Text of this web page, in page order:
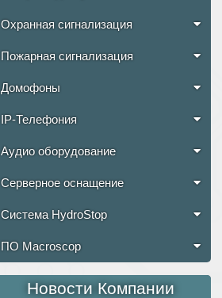
Охранная сигнализация
Пожарная сигнализация
Домофоны
IP-Телефония
Аудио оборудование
Серверное оснащение
Система HydroStop
ПО Macroscop
Новости Компании